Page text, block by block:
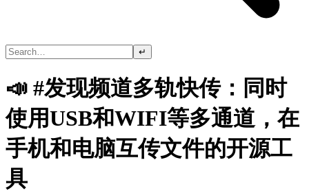
↵
📣 #发现频道多轨快传：同时
使用USB和WIFI等多通道，在
手机和电脑互传文件的开源工
具